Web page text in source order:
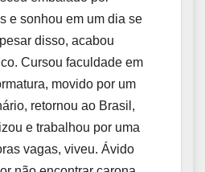
e sonhou em um dia se
disso, acabou
Cursou faculdade em
movido por um
retornou ao Brasil,
e trabalhou por uma
vagas, viveu. Ávido